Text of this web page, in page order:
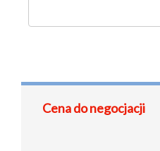
Cena do negocjacji